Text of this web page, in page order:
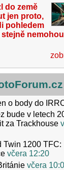
do země
jen proto,
pohledem
stejně
o body do
bude v letech
za Trackhouse
Twin 1200 TFC:
včera 12:20
včera